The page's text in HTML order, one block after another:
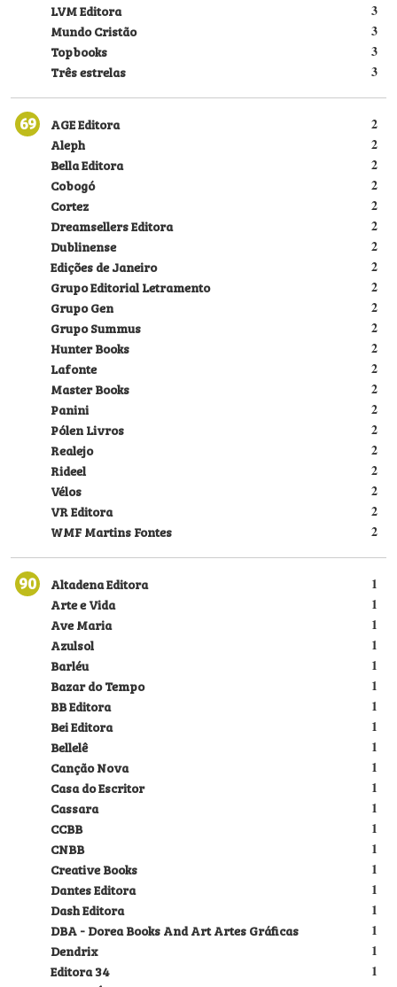
3
LVM Editora
3
Mundo Cristão
3
Topbooks
3
Três estrelas
69 2
AGE Editora
2
Aleph
2
Bella Editora
2
Cobogó
2
Cortez
2
Dreamsellers Editora
2
Dublinense
2
Edições de Janeiro
2
Grupo Editorial Letramento
2
Grupo Gen
2
Grupo Summus
2
Hunter Books
2
Lafonte
2
Master Books
2
Panini
2
Pólen Livros
2
Realejo
2
Rideel
2
Vélos
2
VR Editora
2
WMF Martins Fontes
90 1
Altadena Editora
1
Arte e Vida
1
Ave Maria
1
Azulsol
1
Barléu
1
Bazar do Tempo
1
BB Editora
1
Bei Editora
1
Bellelê
1
Canção Nova
1
Casa do Escritor
1
Cassara
1
CCBB
1
CNBB
1
Creative Books
1
Dantes Editora
1
Dash Editora
1
DBA - Dorea Books And Art Artes Gráficas
1
Dendrix
1
Editora 34